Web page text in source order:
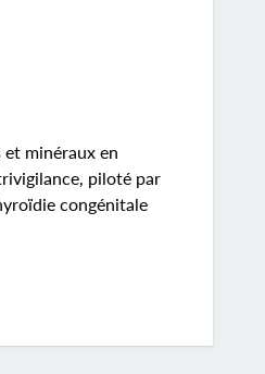
et minéraux en
piloté par
congénitale